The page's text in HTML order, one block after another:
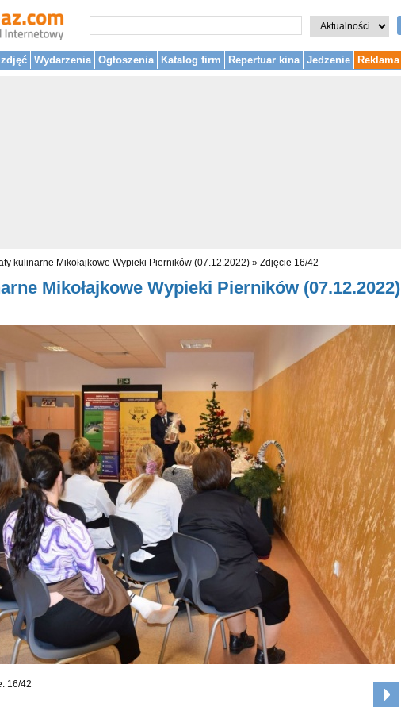
Wydarzenia Ogłoszenia Katalog firm Repertuar kina Jedzenie Reklama
kulinarne Mikołajkowe Wypieki Pierników (07.12.2022) » Zdjęcie 16/42
Mikołajkowe Wypieki Pierników (07.12.2022)
16/42